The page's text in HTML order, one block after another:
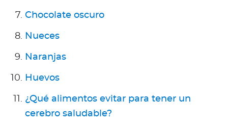
Chocolate oscuro
Nueces
Naranjas
Huevos
¿Qué alimentos evitar para tener un
cerebro saludable?